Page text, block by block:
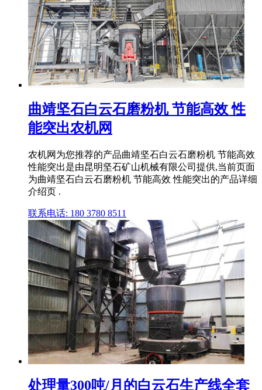
曲靖坚石白云石磨粉机 节能高效 性
能突出农机网
农机网为您推荐的产品曲靖坚石白云石磨粉机 节能高效
性能突出是由昆明坚石矿山机械有限公司提供,当前页面
为曲靖坚石白云石磨粉机 节能高效 性能突出的产品详细
介绍页 .
联系电话: 180 3780 8511
处理量300吨/月的白云石生产线全套